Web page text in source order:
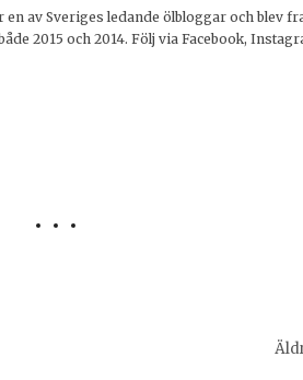
en av Sveriges ledande ölbloggar och blev
2015 och 2014. Följ via Facebook,